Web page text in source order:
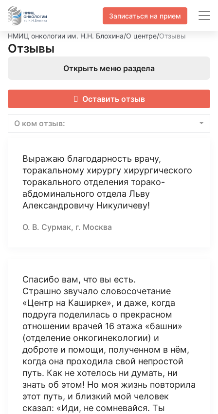
Записаться на прием
НМИЦ онкологии им. Н.Н. Блохина/О центре/Отзывы
Отзывы
Открыть меню раздела
Оставить отзыв
О ком отзыв:
Выражаю благодарность врачу,
торакальному хирургу хирургического
торакального отделения торако-
абдоминального отдела Льву
Александровичу Никуличеву!
О. В. Сурмак, г. Москва
Спасибо вам, что вы есть.
Страшно звучало словосочетание
«Центр на Каширке», и даже, когда
подруга поделилась о прекрасном
отношении врачей 16 этажа «башни»
(отделение онкогинекологии) и
доброте и помощи, полученном в нём,
когда она проходила свой непростой
путь. Как не хотелось ни думать, ни
знать об этом! Но моя жизнь повторила
этот путь, и близкий мой человек
сказал: «Иди, не сомневайся. Ты